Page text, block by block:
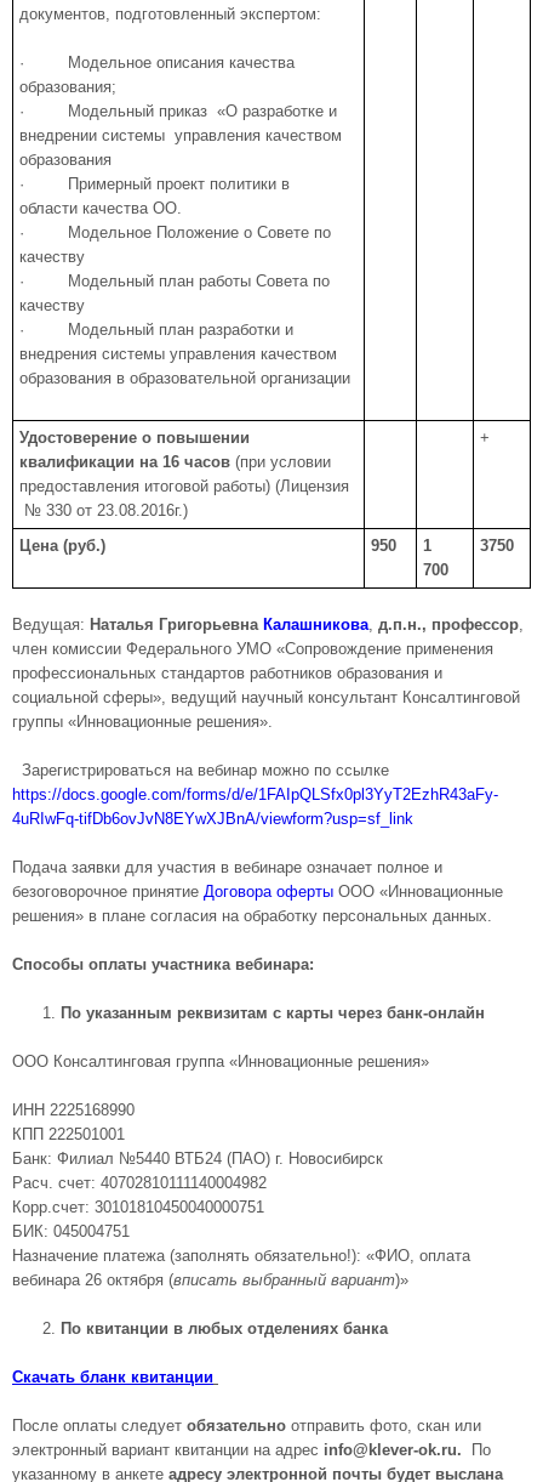
документов, подготовленный экспертом:
· Модельное описания качества
образования;
· Модельный приказ «О разработке и
внедрении системы управления качеством
образования
· Примерный проект политики в
области качества ОО.
· Модельное Положение о Совете по
качеству
· Модельный план работы Совета по
качеству
· Модельный план разработки и
внедрения системы управления качеством
образования в образовательной организации
Удостоверение о повышении
квалификации на 16 часов (при условии
предоставления итоговой работы) (Лицензия
№ 330 от 23.08.2016г.)
+
Цена (руб.) 950
1
700
3750
Ведущая: Наталья Григорьевна Калашникова, д.п.н., профессор,
член комиссии Федерального УМО «Сопровождение применения
профессиональных стандартов работников образования и
социальной сферы», ведущий научный консультант Консалтинговой
группы «Инновационные решения».
Зарегистрироваться на вебинар можно по ссылке
https://docs.google.com/forms/d/e/1FAIpQLSfx0pl3YyT2EzhR43aFy-
4uRIwFq-tifDb6ovJvN8EYwXJBnA/viewform?usp=sf_link
Подача заявки для участия в вебинаре означает полное и
безоговорочное принятие Договора оферты ООО «Инновационные
решения» в плане согласия на обработку персональных данных.
Способы оплаты участника вебинара:
По указанным реквизитам с карты через банк-онлайн
ООО Консалтинговая группа «Инновационные решения»
ИНН 2225168990
КПП 222501001
Банк: Филиал №5440 ВТБ24 (ПАО) г. Новосибирск
Расч. счет: 40702810111140004982
Корр.счет: 30101810450040000751
БИК: 045004751
Назначение платежа (заполнять обязательно!): «ФИО, оплата
вебинара 26 октября (вписать выбранный вариант)»
По квитанции в любых отделениях банка
Скачать бланк квитанции
После оплаты следует обязательно отправить фото, скан или
электронный вариант квитанции на адрес info@klever-ok.ru.
По
указанному в анкете адресу электронной почты будет выслана